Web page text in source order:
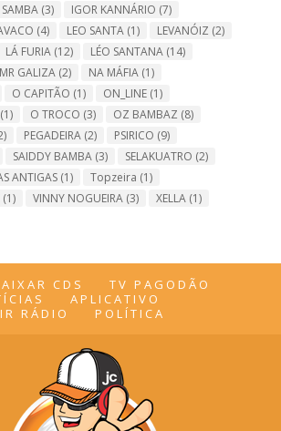
(3) IGOR KANNÁRIO (7)
(4) LEO SANTA(1) LEVANÓIZ (2)
LÁ FURIA(12) LÉO SANTANA(14)
MR GALIZA(2) NA MÁFIA(1)
O CAPITÃO (1) ON_LINE(1)
O TROCO (3) OZ BAMBAZ (8)
PEGADEIRA(2) PSIRICO (9)
SAIDDY BAMBA(3) SELAKUATRO (2)
ANTIGAS(1) Topzeira (1)
(1) VINNY NOGUEIRA(3) XELLA(1)
CDS
TV PAGODÃO
APLICATIVO
RÁDIO
POLÍTICA